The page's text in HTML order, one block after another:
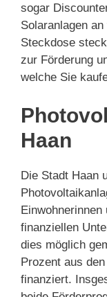
sogar
Solaranlagen
Steckdose
zur Förderung
welche Sie
Haan
Die Stadt Haan
finanziellen
dies möglich
Prozent aus
finanziert.